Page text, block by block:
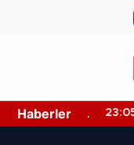
Haberler
Merkezleri
Hangi
23:05